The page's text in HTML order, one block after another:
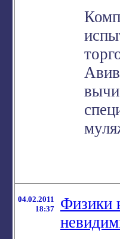
04.02.2011
18:37
Физики